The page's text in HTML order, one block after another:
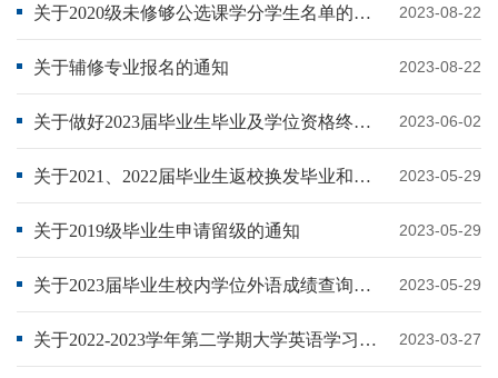
2023-08-22
关于2020级未修够公选课学分学生名单的公示
2023-08-22
关于辅修专业报名的通知
2023-06-02
关于做好2023届毕业生毕业及学位资格终审的通知
2023-05-29
关于2021、2022届毕业生返校换发毕业和学位证书的通知
2023-05-29
关于2019级毕业生申请留级的通知
2023-05-29
关于2023届毕业生校内学位外语成绩查询及申请复核的通知
2023-03-27
关于2022-2023学年第二学期大学英语学习法培训班开课安排的通知